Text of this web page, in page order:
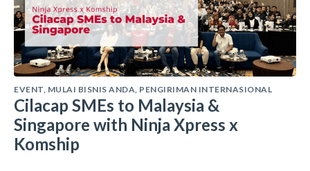
EVENT MULAI BISNIS ANDA PENGIRIMAN INTERNASIONAL
Cilacap SMEs to Malaysia &
Singapore with Ninja Xpress x
Komship